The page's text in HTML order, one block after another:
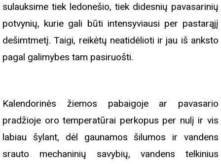
sulauksime tiek ledonešio, tiek didesnių pavasarinių
potvynių, kurie gali būti intensyviausi per pastarąjį
dešimtmetį. Taigi, reikėtų neatidėlioti ir jau iš anksto
pagal galimybes tam pasiruošti.
Kalendorinės žiemos pabaigoje ar pavasario
pradžioje oro temperatūrai perkopus per nulį ir vis
labiau šylant, dėl gaunamos šilumos ir vandens
srauto mechaninių savybių, vandens telkinius